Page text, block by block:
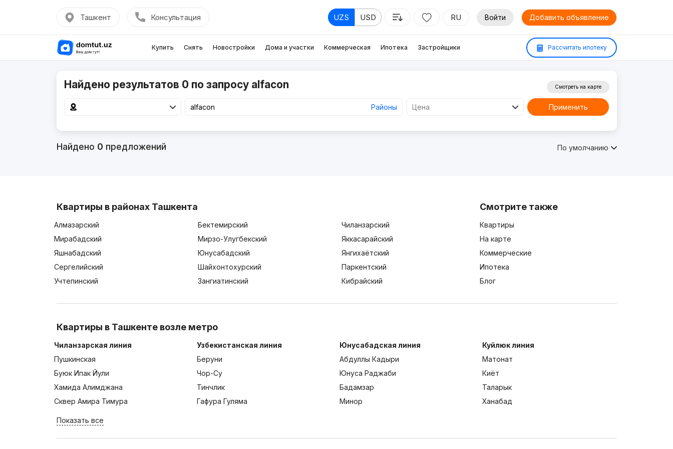
Ташкент Консультация UZS USD RU Войти Добавить объявление
Купить Снять Новостройки Дома и участки Коммерческая Ипотека Застройщики Рассчитать ипотеку
Найдено результатов 0 по запросу alfacon
Районы Цена
Смотреть на карте
Применить
Найдено 0 предложений По умолчанию
Квартиры в районах Ташкента
Алмазарский Бектемирский
Чиланзарский
Мирабадский
Мирзо-Улугбекский
Яккасарайский
Яшнабадский
Юнусабадский
Янгихаётский
Сергелийский
Шайхонтохурский
Паркентский
Учтепинский
Зангиатинский Кибрайский
Смотрите также
Квартиры
На карте
Коммерческие
Ипотека
Блог
Квартиры в Ташкенте возле метро
Чиланзарская линия
Пушкинская
Буюк Ипак Йули
Хамида Алимджана
Сквер Амира Тимура
Узбекистанская линия
Беруни
Чор-Су
Тинчлик
Гафура Гуляма
Юнусабадская линия
Абдуллы Кадыри
Юнуса Раджаби
Бадамзар
Минор
Куйлюк линия
Матонат
Киёт
Таларык
Ханабад
Показать все